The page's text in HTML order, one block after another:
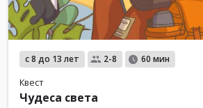
с 8 до 13 лет 2-8 60 мин
Квест
Чудеса света